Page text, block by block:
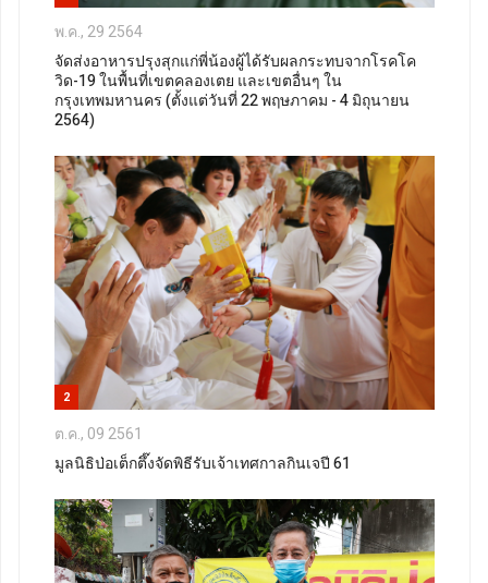
พ.ค., 29 2564
จัดส่งอาหารปรุงสุกแก่พี่น้องผู้ได้รับผลกระทบจากโรคโค
วิด-19 ในพื้นที่เขตคลองเตย และเขตอื่นๆ ใน
กรุงเทพมหานคร (ตั้งแต่วันที่ 22 พฤษภาคม - 4 มิถุนายน
2564)
2
ต.ค., 09 2561
มูลนิธิป่อเต็กตึ๊งจัดพิธีรับเจ้าเทศกาลกินเจปี 61